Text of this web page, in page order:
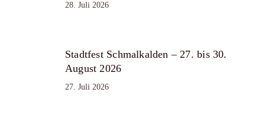
28. Juli 2026
Stadtfest Schmalkalden – 27. bis 30.
August 2026
27. Juli 2026